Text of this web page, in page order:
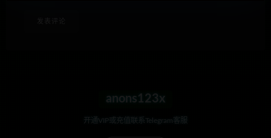
anons123x
开通VIP或充值联系Telegram客服